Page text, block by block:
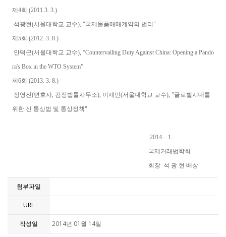
제4회 (2011 3. 3.)
석광현(서울대학교 교수), "국제물품매매계약의 법리"
제5회 (2012. 3. 8.)
안덕근(서울대학교 교수), “Countervailing Duty Against China: Opening a Pando
ra's Box in the WTO System”
제6회 (2013. 3. 8.)
정영진(변호사, 김장법률사무소), 이재민(서울대학교 교수), "글로벌시대를
위한 신 통상법 및 통상정책"
2014. 1.
국제거래법학회
회장 석 광 현 배상
첨부파일
URL
작성일 2014년 01월 14일